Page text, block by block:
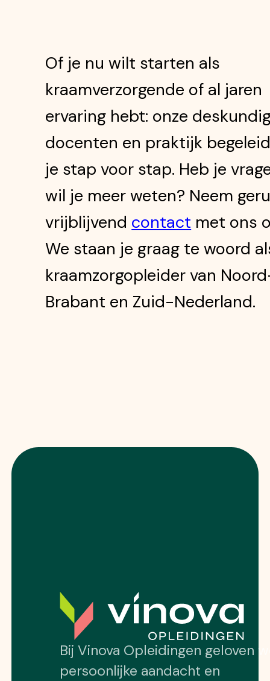
Of je nu wilt starten als
kraamverzorgende of al jaren
ervaring hebt: onze
docenten en praktijk
je stap voor stap. Heb je
wil je meer weten? Neem
vrijblijvend contact met ons
We staan je graag te woord
kraamzorgopleider van
Brabant en Zuid-Nederland.
Bij Vinova Opleidingen geloven
persoonlijke aandacht en